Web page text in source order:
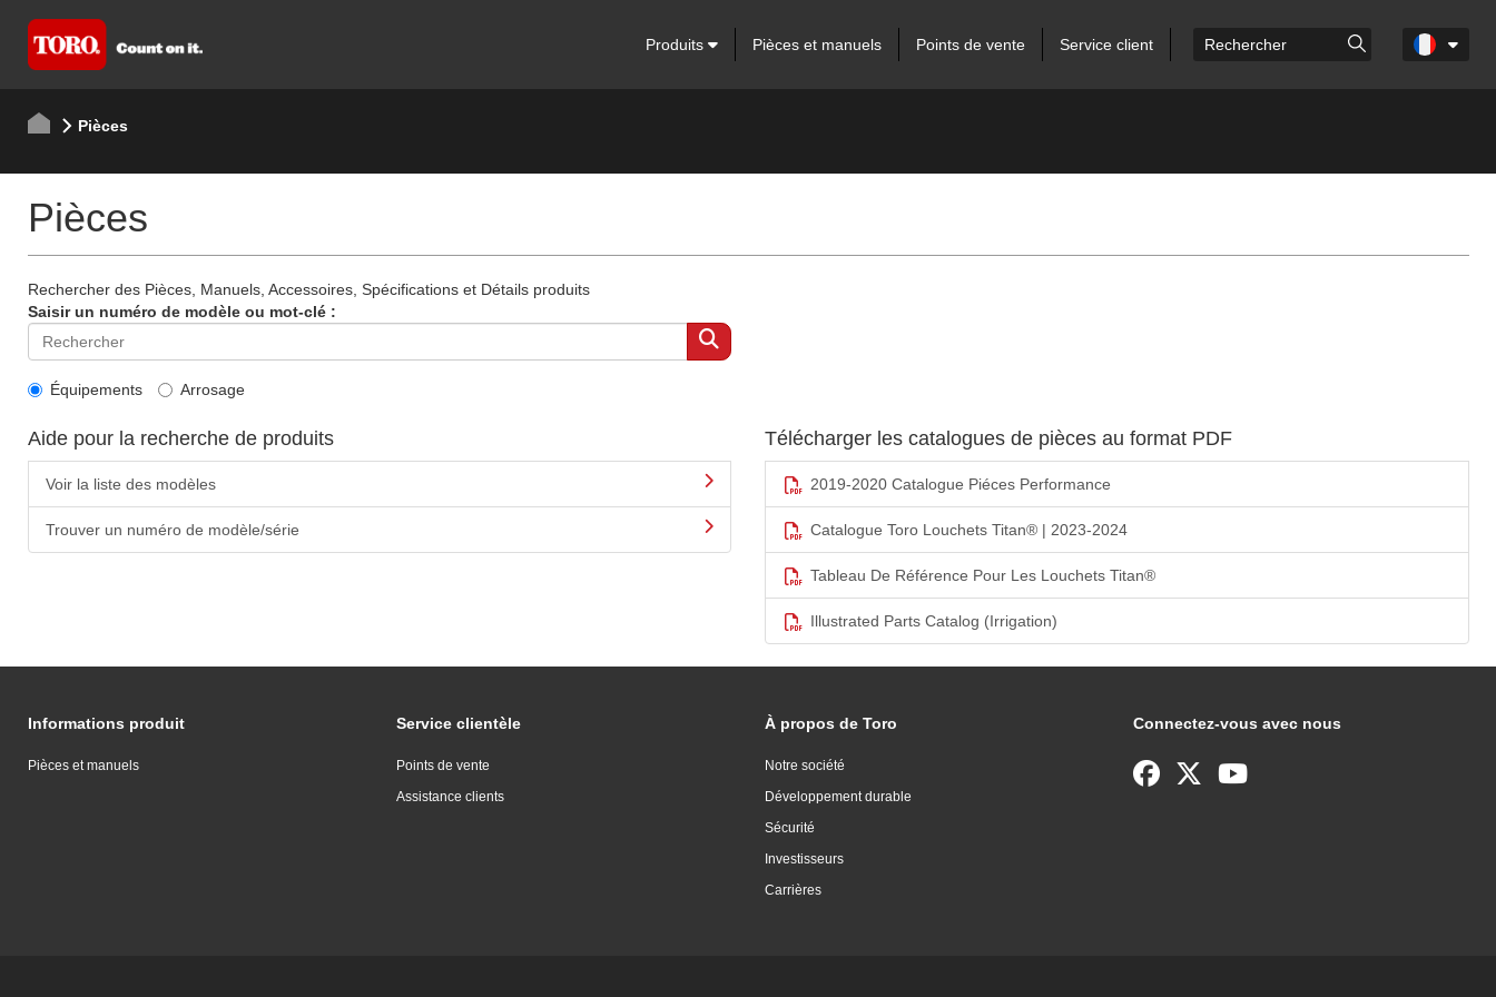
Produits Pièces et manuels Points de vente Service client
Pièces
Pièces
Rechercher des Pièces, Manuels, Accessoires, Spécifications et Détails produits
Saisir un numéro de modèle ou mot-clé :
Équipements Arrosage
Aide pour la recherche de produits
Voir la liste des modèles
Trouver un numéro de modèle/série
Télécharger les catalogues de pièces au format PDF
2019-2020 Catalogue Piéces Performance
Catalogue Toro Louchets Titan® | 2023-2024
Tableau De Référence Pour Les Louchets Titan®
Illustrated Parts Catalog (Irrigation)
Informations produit
Pièces et manuels
Service clientèle
Points de vente
Assistance clients
À propos de Toro
Notre société
Développement durable
Sécurité
Investisseurs
Carrières
Connectez-vous avec nous